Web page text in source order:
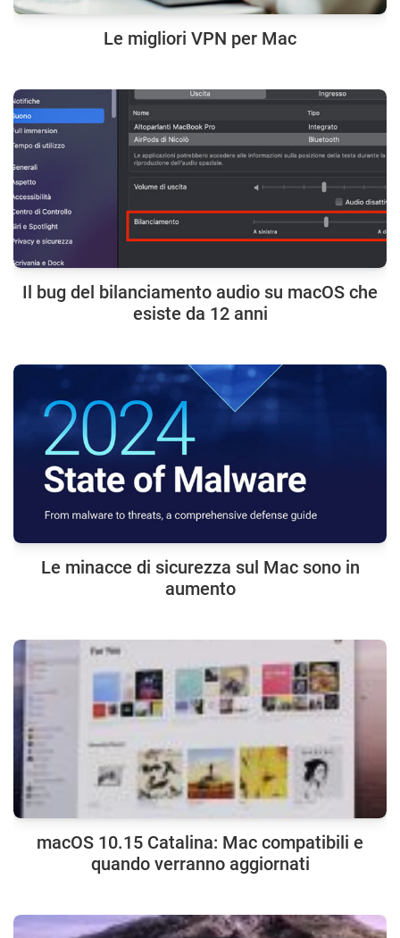
Le migliori VPN per Mac
Il bug del bilanciamento audio su macOS che
esiste da 12 anni
Le minacce di sicurezza sul Mac sono in
aumento
macOS 10.15 Catalina: Mac compatibili e
quando verranno aggiornati